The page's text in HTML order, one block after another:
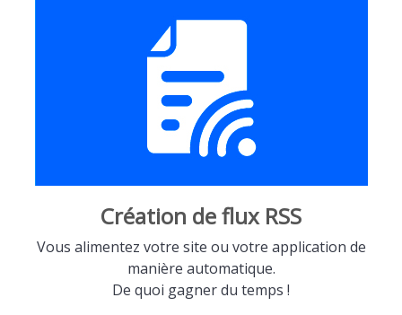
Création de flux RSS
Vous alimentez votre site ou votre application de
manière automatique.
De quoi gagner du temps !